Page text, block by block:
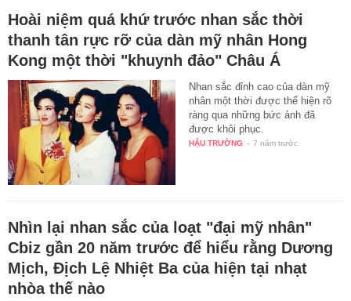
Hoài niệm quá khứ trước nhan sắc thời
thanh tân rực rỡ của dàn mỹ nhân Hong
Kong một thời "khuynh đảo" Châu Á
Nhan sắc đỉnh cao của dàn mỹ
nhân một thời được thể hiện rõ
ràng qua những bức ảnh đã
được khôi phục.
HẬU TRƯỜNG - 7 năm trước
Nhìn lại nhan sắc của loạt "đại mỹ nhân"
Cbiz gần 20 năm trước để hiểu rằng Dương
Mịch, Địch Lệ Nhiệt Ba của hiện tại nhạt
nhòa thế nào